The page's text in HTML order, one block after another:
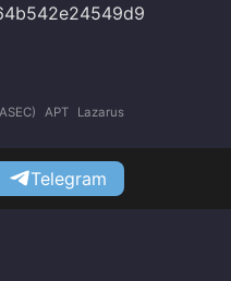
APT Lazarus
Telegram